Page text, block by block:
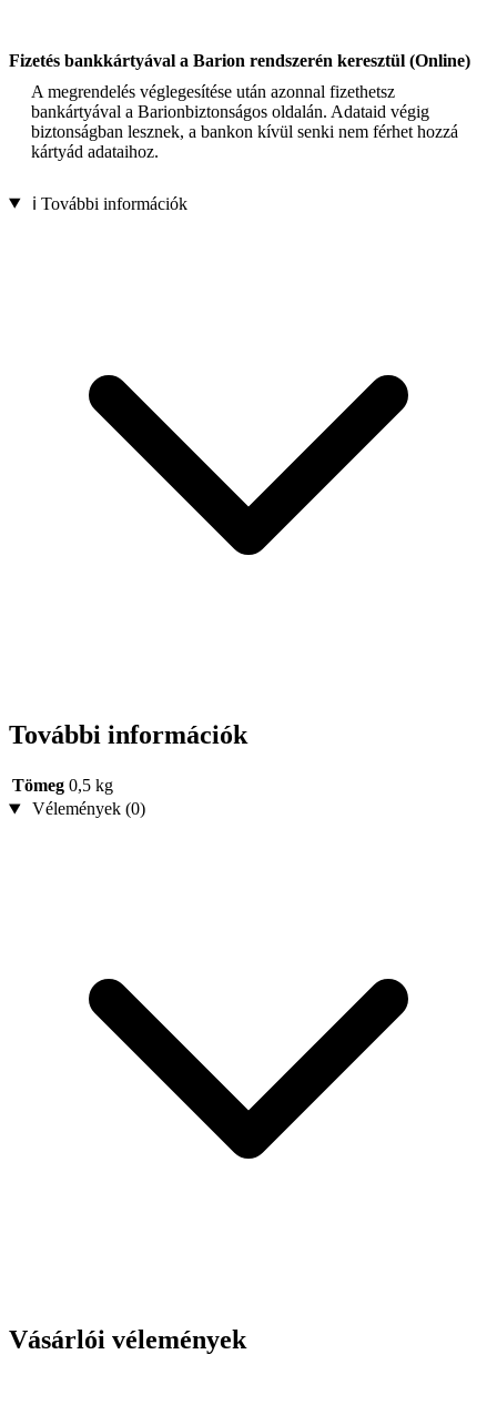
Fizetés bankkártyával a Barion rendszerén keresztül (Online)
A megrendelés véglegesítése után azonnal fizethetsz
bankártyával a Barionbiztonságos oldalán. Adataid végig
biztonságban lesznek, a bankon kívül senki nem férhet hozzá
kártyád adataihoz.
ℹ️ További információk
További információk
Tömeg 0,5 kg
Vélemények (0)
Vásárlói vélemények